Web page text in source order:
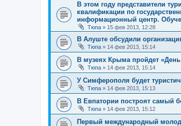
В этом году представители
квалификации по
информационный центр.
Тюпа » 15 фев 2013, 12:28
В Алуште обсудили
Тюпа » 14 фев 2013, 15:14
В музеях Крыма пройдет
Тюпа » 14 фев 2013, 15:14
У Симферополя будет
Тюпа » 14 фев 2013, 15:13
В Евпатории построят самый
Тюпа » 14 фев 2013, 15:12
Первый международный